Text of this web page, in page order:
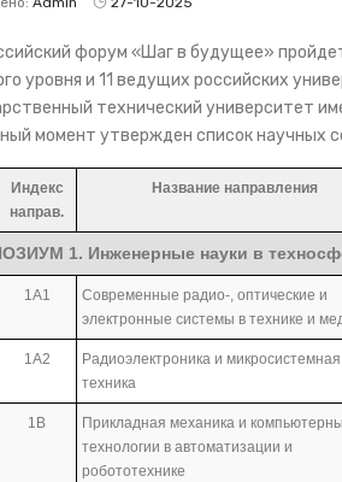
форум «Шаг в будущее»
уровня и 11 ведущих российских
технический университет
момент утвержден список научных
Индекс
направ.
Название направления
1. Инженерные науки в
1А1
Современные радио-, оптические и
электронные системы в технике и
1А2
Радиоэлектроника и микросистемная
техника
1В
Прикладная механика и
технологии в автоматизации и
робототехнике